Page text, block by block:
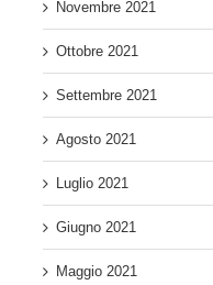
Novembre 2021
Ottobre 2021
Settembre 2021
Agosto 2021
Luglio 2021
Giugno 2021
Maggio 2021